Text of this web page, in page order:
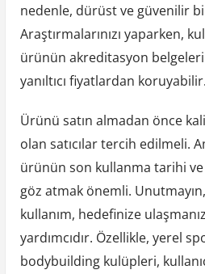
nedenle, dürüst ve güvenilir
Araştırmalarınızı yaparken,
ürünün akreditasyon
yanıltıcı fiyatlardan koruyabilir.
Ürünü satın almadan önce
olan satıcılar tercih edilmeli.
ürünün son kullanma tarihi
göz atmak önemli.
kullanım, hedefinize
yardımcıdır. Özellikle, yerel
bodybuilding kulüpleri,